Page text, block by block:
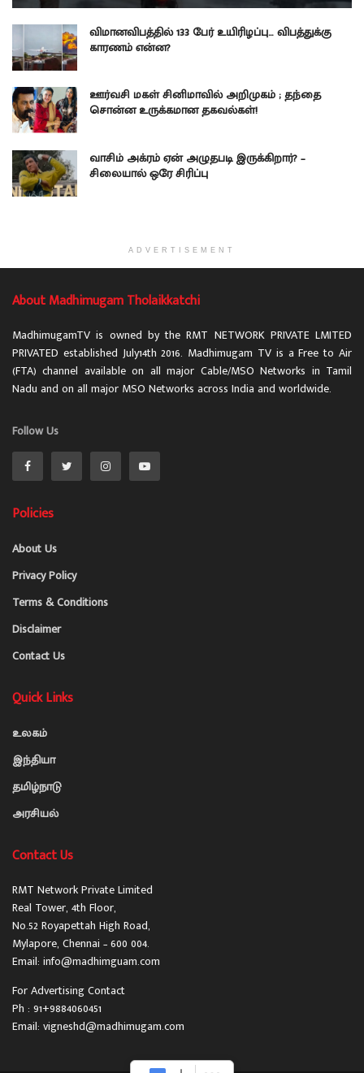
விமானவிபத்தில் 133 பேர் உயிரிழப்பு… விபத்துக்கு
காரணம் என்ன?
ஊர்வசி மகள் சினிமாவில் அறிமுகம் ; தந்தை
சொன்ன உருக்கமான தகவல்கள்!
வாசிம் அக்ரம் ஏன் அழுதபடி இருக்கிறார்? –
சிலையால் ஒரே சிரிப்பு
ADVERTISEMENT
About Madhimugam Tholaikkatchi
MadhimugamTV is owned by the RMT NETWORK PRIVATE LMITED
PRIVATED established July14th 2016. Madhimugam TV is a Free to Air
(FTA) channel available on all major Cable/MSO Networks in Tamil
Nadu and on all major MSO Networks across India and worldwide.
Follow Us
Policies
About Us
Privacy Policy
Terms & Conditions
Disclaimer
Contact Us
Quick Links
உலகம்
இந்தியா
தமிழ்நாடு
அரசியல்
Contact Us
RMT Network Private Limited
Real Tower, 4th Floor,
No.52 Royapettah High Road,
Mylapore, Chennai – 600 004.
Email: info@madhimguam.com
For Advertising Contact
Ph : 91+9884060451
Email: vigneshd@madhimugam.com